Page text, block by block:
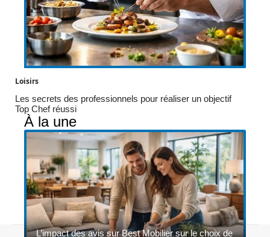
Loisirs
Les secrets des professionnels pour réaliser un objectif
Top Chef réussi
À la une
L’impact des avis sur Best Mobilier sur le choix de